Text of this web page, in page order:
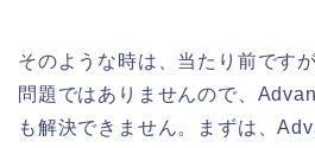
そのような時は、当たり前です
問題ではありませんので、
も解決できません。まずは、